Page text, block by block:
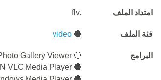
امتداد الملف .flv
فئة الملف 🔵
video
البرامج
🔵 Microsoft Windows Photo Gallery Viewer
🔵 VideoLAN VLC Media Player